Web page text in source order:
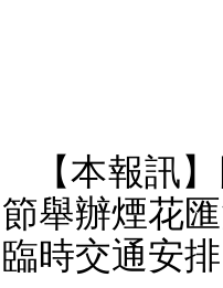
【本報訊
節舉辦煙花
臨時交通安